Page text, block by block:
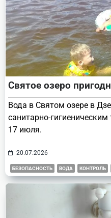
Святое озеро
Вода в Святом озере в
санитарно-
17 июля.
20.07.2026
БЕЗОПАСНОСТЬ ВОДА КОНТРОЛЬ